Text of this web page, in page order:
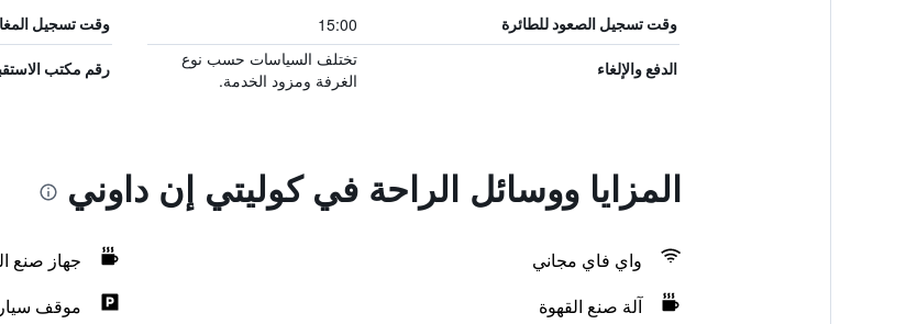
وقت تسجيل الصعود للطائرة 15:00 وقت تسجيل
الدفع والإلغاء
تختلف السياسات حسب نوع
الغرفة ومزود الخدمة.
رقم مكتب
المزايا ووسائل الراحة في كوليتي إن داوني
واي فاي مجاني
جهاز صنع
آلة صنع القهوة
موقف